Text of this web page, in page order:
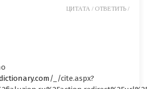
/_/cite.aspx?
ЦИТАТА / ОТВЕТИТЬ /